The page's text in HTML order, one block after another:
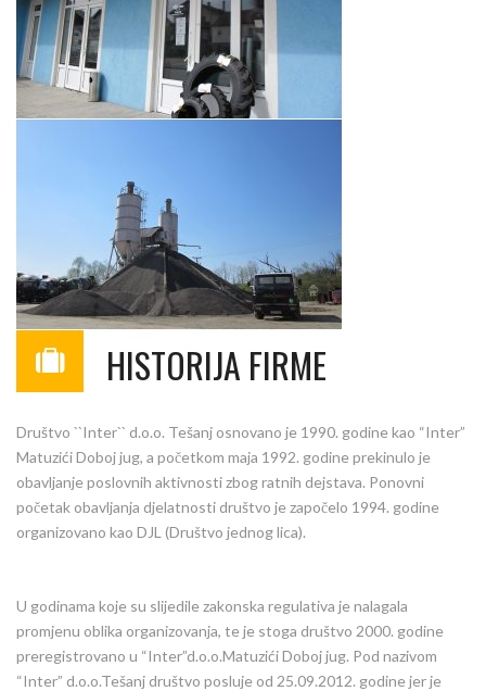
HISTORIJA FIRME
Društvo ``Inter`` d.o.o. Tešanj osnovano je 1990. godine kao “Inter”
Matuzići Doboj jug, a početkom maja 1992. godine prekinulo je
obavljanje poslovnih aktivnosti zbog ratnih dejstava. Ponovni
početak obavljanja djelatnosti društvo je započelo 1994. godine
organizovano kao DJL (Društvo jednog lica).
U godinama koje su slijedile zakonska regulativa je nalagala
promjenu oblika organizovanja, te je stoga društvo 2000. godine
preregistrovano u “Inter”d.o.o.Matuzići Doboj jug. Pod nazivom
“Inter” d.o.o.Tešanj društvo posluje od 25.09.2012. godine jer je